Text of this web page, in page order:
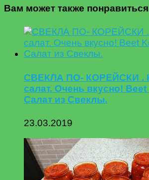
Вам может также
СВЕКЛА ПО- КОРЕЙСКИ .
салат. Очень вкусно!
Салат из Свеклы.
23.03.2019